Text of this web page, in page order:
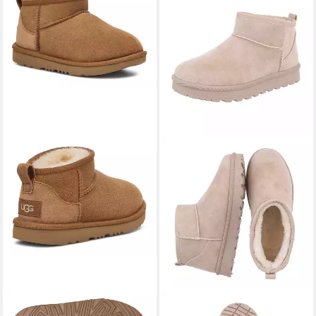
UGGUNISEX, Classic Ultra ITAL-DESIGNDamen